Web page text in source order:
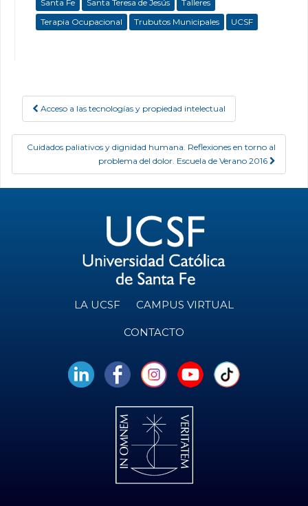
Santa Fe Santa Teresa de Jesús
Talleres
Terapia Ocupacional
Trubutos Municipales UCSF
Post navigation
Acceso a las tecnologías y propiedad intelectual
Cuidados paliativos y dignidad humana. Reflexiones en torno al
problema del dolor. Escuela de Verano 2016
LA UCSF CAMPUS VIRTUAL
CONTACTO